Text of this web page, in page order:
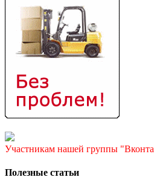
Участникам нашей группы
Полезные статьи